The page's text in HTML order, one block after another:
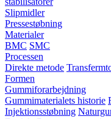
Slipmidler
Pressestøbning
Materialer
BMC SMC
Processen
Direkte metode
Formen
Gummiforarbejdning
Gummimaterialets historie
Injektionsstøbning